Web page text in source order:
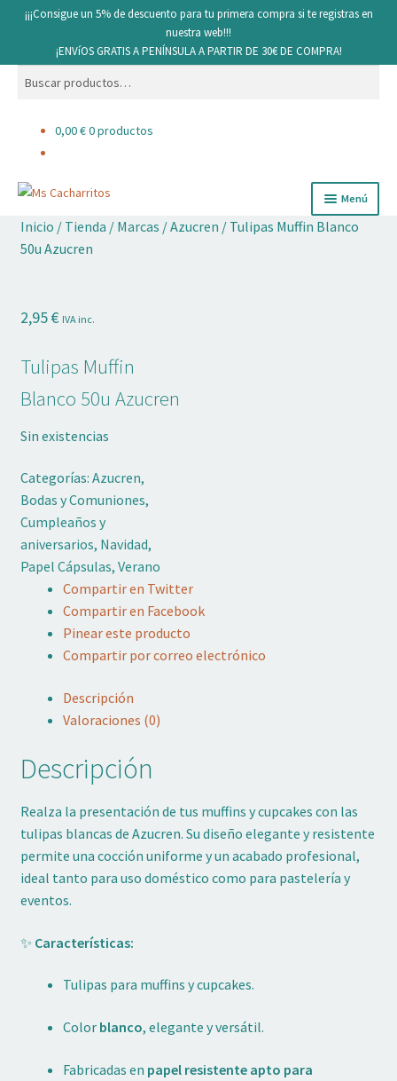
¡¡¡Consigue un 5% de descuento para tu primera compra si te registras en
nuestra web!!!
¡ENVíOS GRATIS A PENÍNSULA A PARTIR DE 30€ DE COMPRA!
0,00€0 productos
Ir
la
navegación
Ir
contenido
Menú
Cacharritos y Utensilios
Ingredientes
Decoración comestible
Textil
Temas
Marcas
OFERTAS
Lista de deseos
Blog de Repostería
Inicio / Tienda / Marcas /Azucren / Tulipas Muffin Blanco
50u Azucren
2,95€ IVA inc.
Tulipas Muffin
Blanco 50u Azucren
Sin existencias
Categorías: Azucren,
Bodas y Comuniones,
Cumpleaños y
aniversarios, Navidad,
Papel Cápsulas, Verano
Compartir en Twitter
Compartir en Facebook
Pinear este producto
Compartir por correo electrónico
Descripción
Valoraciones (0)
Descripción
Realza la presentación de tus muffins y cupcakes con las
tulipas blancas de Azucren. Su diseño elegante y resistente
permite una cocción uniforme y un acabado profesional,
ideal tanto para uso doméstico como para pastelería y
eventos.
✨ Características:
Tulipas para muffins y cupcakes.
Color blanco, elegante y versátil.
Fabricadas en papel resistente apto para